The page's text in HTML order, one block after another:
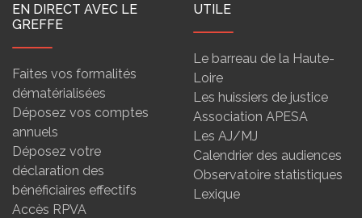
EN DIRECT AVEC LE
GREFFE
Faites vos formalités
dématérialisées
Déposez vos comptes
annuels
Déposez votre
déclaration des
bénéficiaires effectifs
Accès RPVA
UTILE
Le barreau de la Haute-
Loire
Les huissiers de justice
Association APESA
Les AJ/MJ
Calendrier des audiences
Observatoire statistiques
Lexique